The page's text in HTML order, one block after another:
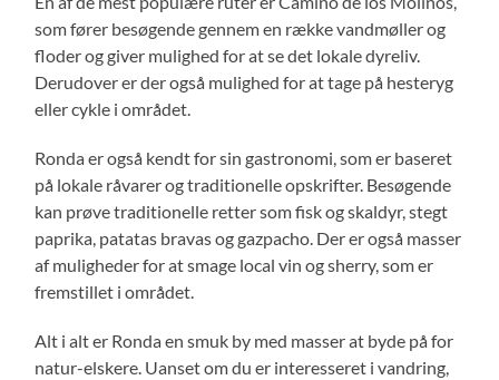
som fører besøgende gennem en række vandmøller og
floder og giver mulighed for at se det lokale dyreliv.
Derudover er der også mulighed for at tage på hesteryg
eller cykle i området.
Ronda er også kendt for sin gastronomi, som er baseret
på lokale råvarer og traditionelle opskrifter. Besøgende
kan prøve traditionelle retter som fisk og skaldyr, stegt
paprika, patatas bravas og gazpacho. Der er også masser
af muligheder for at smage local vin og sherry, som er
fremstillet i området.
Alt i alt er Ronda en smuk by med masser at byde på for
natur-elskere. Uanset om du er interesseret i vandring,